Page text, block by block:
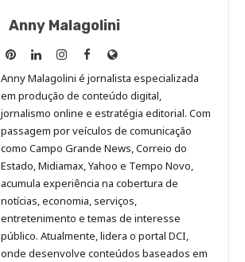
Anny Malagolini
Anny
Malagolini
no
Pinterest
Anny
Malagolini
no
LinkedIn
Anny
Malagolini
no
Instagram
Anny
Malagolini
no
Facebook
Site
de
Anny
Malagolini
Anny Malagolini é jornalista especializada
em produção de conteúdo digital,
jornalismo online e estratégia editorial. Com
passagem por veículos de comunicação
como Campo Grande News, Correio do
Estado, Midiamax, Yahoo e Tempo Novo,
acumula experiência na cobertura de
notícias, economia, serviços,
entretenimento e temas de interesse
público. Atualmente, lidera o portal DCI,
onde desenvolve conteúdos baseados em